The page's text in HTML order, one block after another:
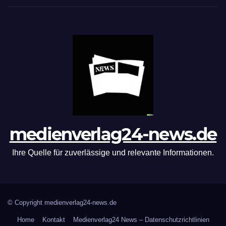
medienverlag24-news.de
Ihre Quelle für zuverlässige und relevante Informationen.
© Copyright medienverlag24-news.de
Home Kontakt Medienverlag24 News – Datenschutzrichtlinien